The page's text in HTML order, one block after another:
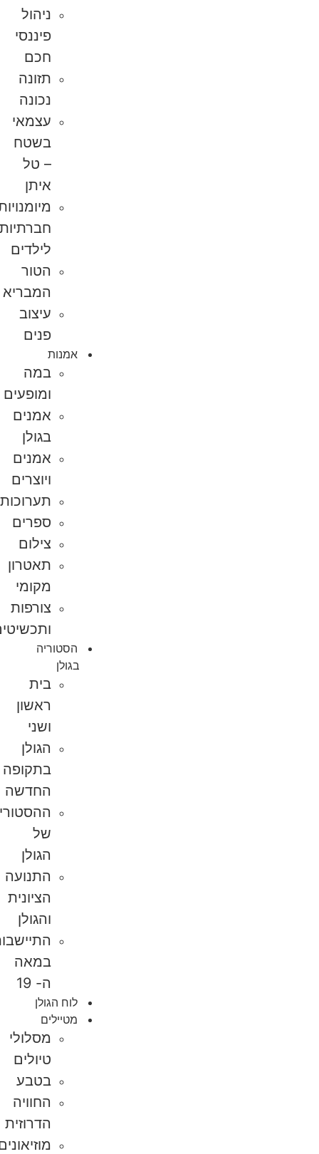
ניהול
פיננסי
חכם
תזונה
נכונה
עצמאי
בשטח
– טל
איתן
מיומנויות
חברתיות
לילדים
הטור
המבריא
עיצוב
פנים
אמנות
במה
ומופעים
אמנים
בגולן
אמנים
ויוצרים
תערוכות
ספרים
צילום
תאטרון
מקומי
צורפות
ותכשיטים
הסטוריה
בית
ראשון
הגולן
בתקופה
החדשה
ההסטוריה
הגולן
התנועה
הציונית
והגולן
התיישבות
במאה
לוח הגולן
מטיילים
מסלולי
טיולים
בטבע
החוויה
הדרוזית
מוזיאונים